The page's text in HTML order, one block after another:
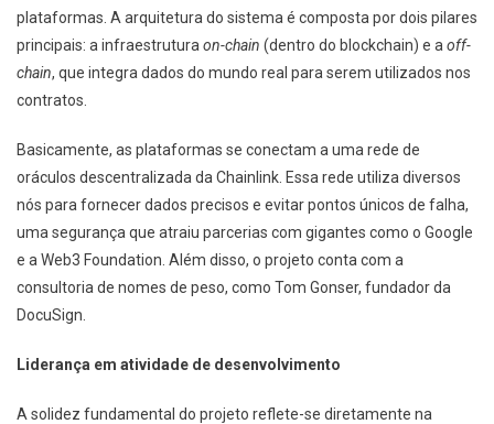
plataformas. A arquitetura do sistema é composta por dois pilares
principais: a infraestrutura on-chain (dentro do blockchain) e a off-
chain, que integra dados do mundo real para serem utilizados nos
contratos.
Basicamente, as plataformas se conectam a uma rede de
oráculos descentralizada da Chainlink. Essa rede utiliza diversos
nós para fornecer dados precisos e evitar pontos únicos de falha,
uma segurança que atraiu parcerias com gigantes como o Google
e a Web3 Foundation. Além disso, o projeto conta com a
consultoria de nomes de peso, como Tom Gonser, fundador da
DocuSign.
Liderança em atividade de desenvolvimento
A solidez fundamental do projeto reflete-se diretamente na